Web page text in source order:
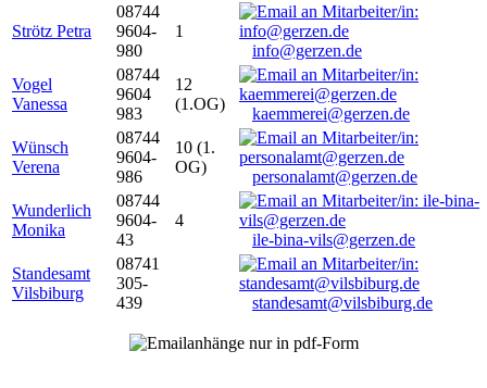
Strötz Petra
08744
9604-
980
1
info@gerzen.de
Vogel
Vanessa
08744
9604
983
12
(1.OG)
kaemmerei@gerzen.de
Wünsch
Verena
08744
9604-
986
10 (1.
OG)
personalamt@gerzen.de
Wunderlich
Monika
08744
9604-
43
4
ile-bina-vils@gerzen.de
Standesamt
Vilsbiburg
08741
305-
439
standesamt@vilsbiburg.de